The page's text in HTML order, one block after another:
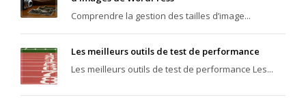
Comprendre la gestion des tailles d’image...
Les meilleurs outils de test de performance
Les meilleurs outils de test de performance Les...